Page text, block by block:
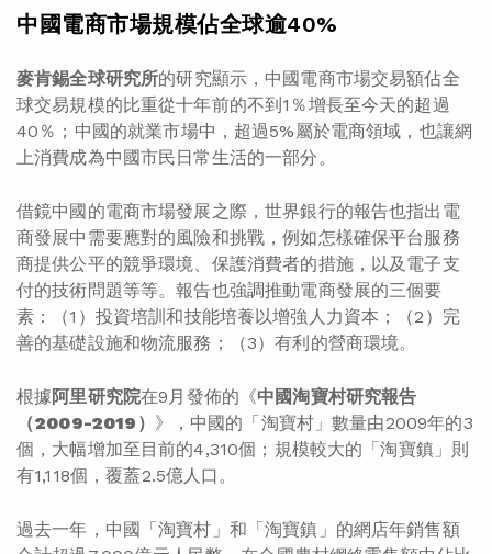
中國電商市場規模佔全球逾40%
麥肯錫全球研究所的研究顯示，中國電商市場交易額佔全
球交易規模的比重從十年前的不到1％增長至今天的超過
40％；中國的就業市場中，超過5%屬於電商領域，也讓網
上消費成為中國市民日常生活的一部分。
借鏡中國的電商市場發展之際，世界銀行的報告也指出電
商發展中需要應對的風險和挑戰，例如怎樣確保平台服務
商提供公平的競爭環境、保護消費者的措施，以及電子支
付的技術問題等等。報告也強調推動電商發展的三個要
素：（1）投資培訓和技能培養以增強人力資本；（2）完
善的基礎設施和物流服務；（3）有利的營商環境。
根據阿里研究院在9月發佈的《中國淘寶村研究報告
（2009-2019 ） 》，中國的「淘寶村」數量由2009年的3
個，大幅增加至目前的4,310個；規模較大的「淘寶鎮」則
有1,118個，覆蓋2.5億人口。
過去一年，中國「淘寶村」和「淘寶鎮」的網店年銷售額